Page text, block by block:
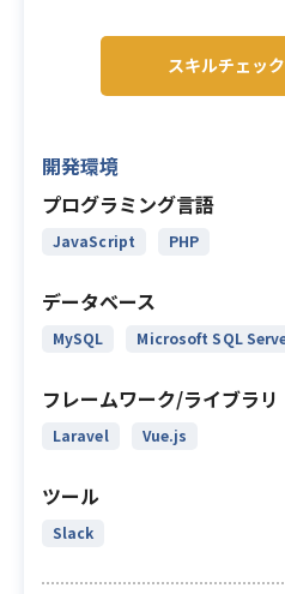
スキルチェッ
開発環境
プログラミング言語
JavaScript PHP
データベース
MySQL Microsoft SQL
フレームワーク/ライブラリ
Laravel Vue.js
ツール
Slack